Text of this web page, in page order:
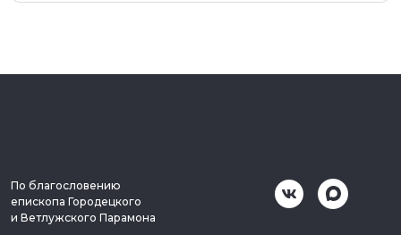
По благословению
епископа Городецкого
и Ветлужского Парамона